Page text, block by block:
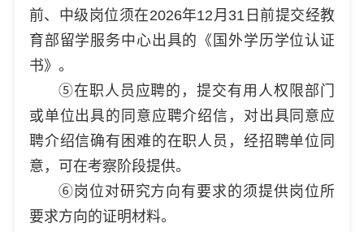
前、中级岗位须在2026年12月31日前提交经教
育部留学服务中心出具的《国外学历学位认证
书》。
⑤在职人员应聘的，提交有用人权限部门
或单位出具的同意应聘介绍信，对出具同意应
聘介绍信确有困难的在职人员，经招聘单位同
意，可在考察阶段提供。
⑥岗位对研究方向有要求的须提供岗位所
要求方向的证明材料。